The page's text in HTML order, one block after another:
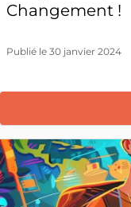
Changement !
Publié le 30 janvier 2024